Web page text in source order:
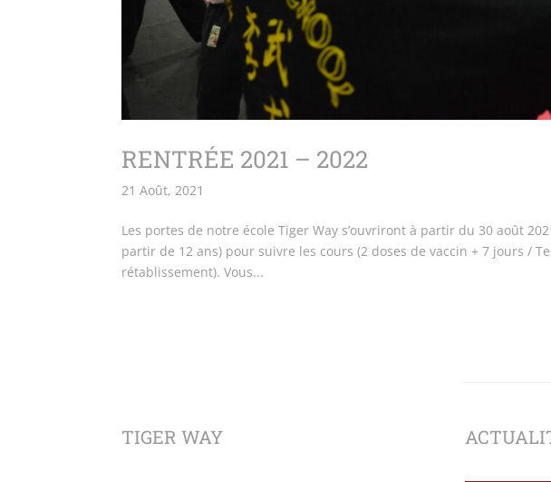
RENTRÉE 2021 – 2022
21 Août, 2021
Les portes de notre école Tiger Way s’ouvriront à partir du 30 août
partir de 12 ans) pour suivre les cours (2 doses de vaccin + 7 jours /
rétablissement). Vous...
TIGER WAY